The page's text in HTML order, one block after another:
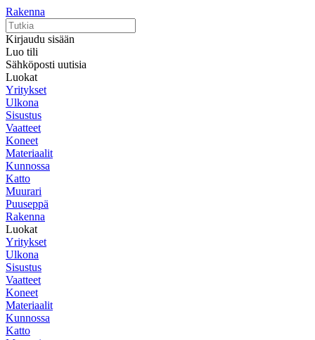
Rakenna
Kirjaudu sisään
Luo tili
Sähköposti uutisia
Luokat
Yritykset
Ulkona
Sisustus
Vaatteet
Koneet
Materiaalit
Kunnossa
Katto
Muurari
Puuseppä
Rakenna
Luokat
Yritykset
Ulkona
Sisustus
Vaatteet
Koneet
Materiaalit
Kunnossa
Katto